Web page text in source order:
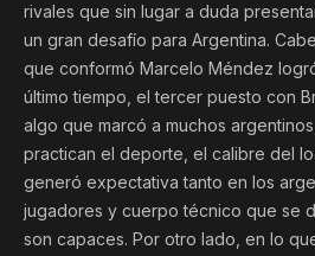
rivales que sin lugar a duda
un gran desafío para Argentina.
que conformó Marcelo Méndez
último tiempo, el tercer puesto con
algo que marcó a muchos
practican el deporte, el calibre del
generó expectativa tanto en los
jugadores y cuerpo técnico que se
son capaces. Por otro lado, en lo